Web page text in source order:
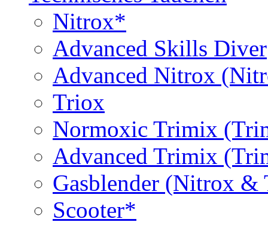
Nitrox*
Advanced Skills Diver
Advanced Nitrox
Triox
Normoxic Trimix
Advanced Trimix
Gasblender (Nitrox
Scooter*